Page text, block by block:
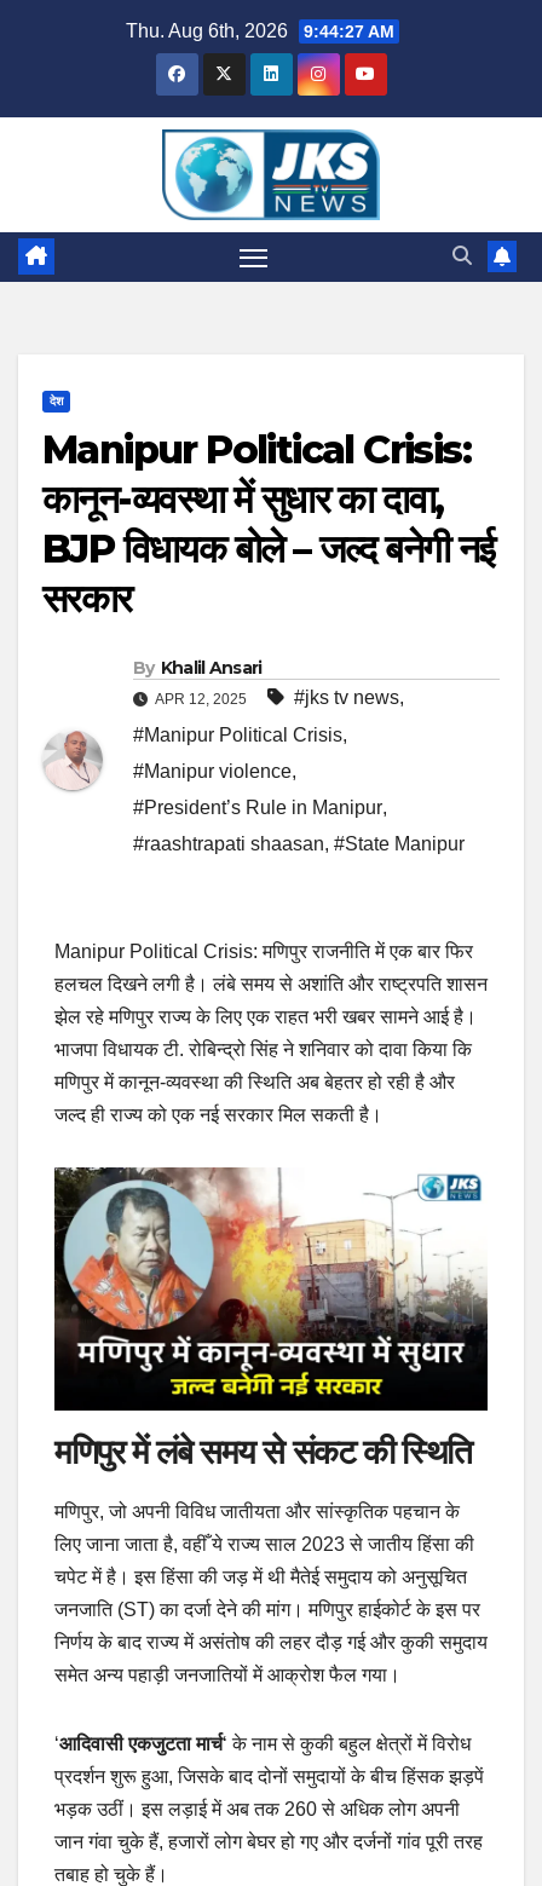
Thu. Aug 6th, 2026 9:44:28 AM
देश
Manipur Political Crisis:
कानून-व्यवस्था में सुधार का दावा,
BJP विधायक बोले – जल्द बनेगी नई
सरकार
By Khalil Ansari
APR 12, 2025 #jks tv news,
#Manipur Political Crisis,
#Manipur violence,
#President’s Rule in Manipur,
#raashtrapati shaasan, #State Manipur
Manipur Political Crisis: मणिपुर राजनीति में एक बार फिर
हलचल दिखने लगी है। लंबे समय से अशांति और राष्ट्रपति शासन
झेल रहे मणिपुर राज्य के लिए एक राहत भरी खबर सामने आई है।
भाजपा विधायक टी. रोबिन्द्रो सिंह ने शनिवार को दावा किया कि
मणिपुर में कानून-व्यवस्था की स्थिति अब बेहतर हो रही है और
जल्द ही राज्य को एक नई सरकार मिल सकती है।
मणिपुर में लंबे समय से संकट की स्थिति
मणिपुर, जो अपनी विविध जातीयता और सांस्कृतिक पहचान के
लिए जाना जाता है, वहीँ ये राज्य साल 2023 से जातीय हिंसा की
चपेट में है। इस हिंसा की जड़ में थी मैतेई समुदाय को अनुसूचित
जनजाति (ST) का दर्जा देने की मांग। मणिपुर हाईकोर्ट के इस पर
निर्णय के बाद राज्य में असंतोष की लहर दौड़ गई और कुकी समुदाय
समेत अन्य पहाड़ी जनजातियों में आक्रोश फैल गया।
‘आदिवासी एकजुटता मार्च‘ के नाम से कुकी बहुल क्षेत्रों में विरोध
प्रदर्शन शुरू हुआ, जिसके बाद दोनों समुदायों के बीच हिंसक झड़पें
भड़क उठीं। इस लड़ाई में अब तक 260 से अधिक लोग अपनी
जान गंवा चुके हैं, हजारों लोग बेघर हो गए और दर्जनों गांव पूरी तरह
तबाह हो चुके हैं।